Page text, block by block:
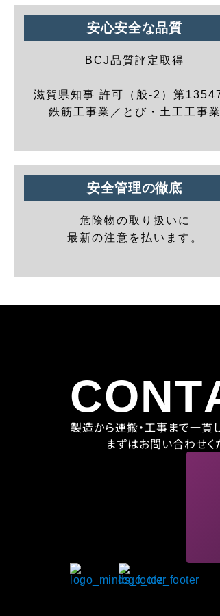
安心安全な品質
BCJ品質評定取得
滋賀県知事 許可（般-2）第
鉄筋工事業／とび・土工工事業
安全管理の徹底
危険物の取り扱いに
最新の注意を払います。
製造から運搬・工事まで一貫
まずはお問い合わせく